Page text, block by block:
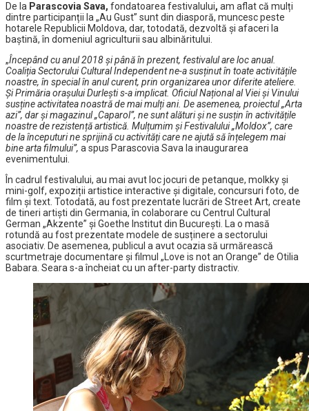
De la Parascovia Sava, fondatoarea festivalului, am aflat că mulți
dintre participanții la „Au Gust” sunt din diasporă, muncesc peste
hotarele Republicii Moldova, dar, totodată, dezvoltă și afaceri la
baștină, în domeniul agriculturii sau albinăritului.
„Începând cu anul 2018 și până în prezent, festivalul are loc anual.
Coaliția Sectorului Cultural Independent ne-a susținut în toate activitățile
noastre, în special în anul curent, prin organizarea unor diferite ateliere.
Și Primăria orașului Durlești s-a implicat. Oficiul Național al Viei și Vinului
susține activitatea noastră de mai mulți ani. De asemenea, proiectul „Arta
azi”, dar și magazinul „Caparol”, ne sunt alături și ne susțin în activitățile
noastre de rezistență artistică. Mulțumim și Festivalului „Moldox”, care
de la începuturi ne sprijină cu activități care ne ajută să înțelegem mai
bine arta filmului”, a spus Parascovia Sava la inaugurarea
evenimentului.
În cadrul festivalului, au mai avut loc jocuri de petanque, molkky și
mini-golf, expoziții artistice interactive și digitale, concursuri foto, de
film și text. Totodată, au fost prezentate lucrări de Street Art, create
de tineri artiști din Germania, în colaborare cu Centrul Cultural
German „Akzente” și Goethe Institut din București. La o masă
rotundă au fost prezentate modele de susținere a sectorului
asociativ. De asemenea, publicul a avut ocazia să urmărească
scurtmetraje documentare și filmul „Love is not an Orange” de Otilia
Babara. Seara s-a încheiat cu un after-party distractiv.